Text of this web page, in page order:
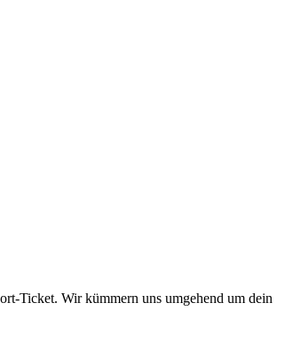
Ticket. Wir kümmern uns umgehend um dein